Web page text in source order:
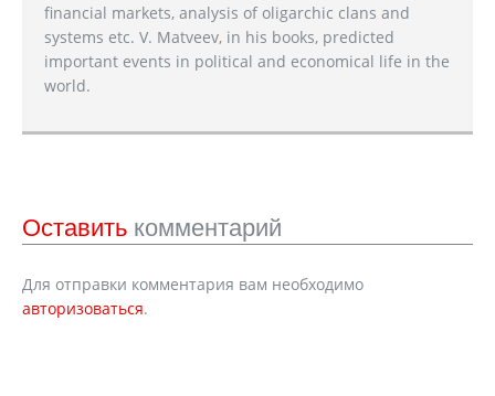
financial markets, analysis of oligarchic clans and
systems etc. V. Matveev, in his books, predicted
important events in political and economical life in the
world.
Оставить комментарий
Для отправки комментария вам необходимо
авторизоваться.